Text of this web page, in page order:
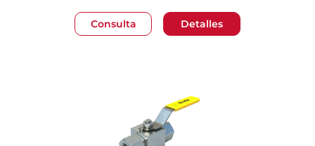
Consulta Detalles